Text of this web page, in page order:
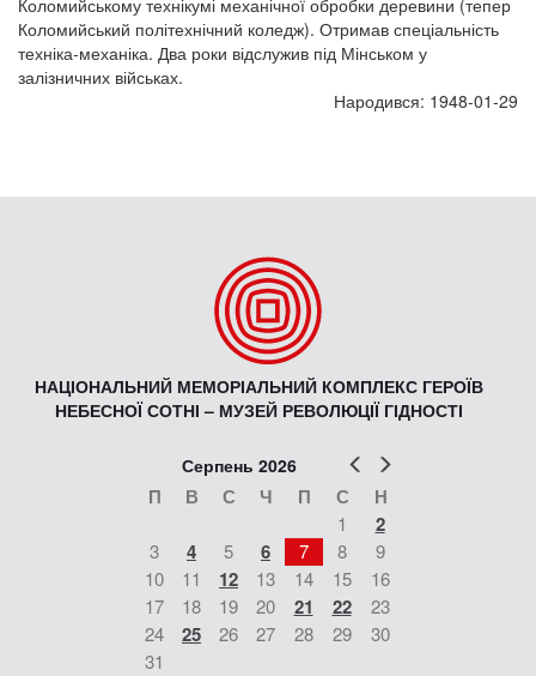
Коломийському технікумі механічної обробки деревини (тепер
Коломийський політехнічний коледж). Отримав спеціальність
техніка-механіка. Два роки відслужив під Мінськом у
залізничних військах.
Народився: 1948-01-29
НАЦІОНАЛЬНИЙ МЕМОРІАЛЬНИЙ КОМПЛЕКС ГЕРОЇВ
НЕБЕСНОЇ СОТНІ – МУЗЕЙ РЕВОЛЮЦІЇ ГІДНОСТІ
Попер
Серпень 2026
П В С Ч П С Н
1 2
3 4 5 6 7 8
9
10
11 12 13 14 15
16
17
18 19 20 21 22
23
24
25 26 27 28 29
30
31